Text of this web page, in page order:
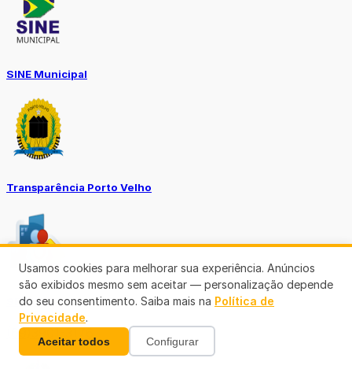
SINE Municipal
Transparência Porto Velho
SEMUSA
(69)3901-3176
Usamos cookies para melhorar sua experiência. Anúncios
são exibidos mesmo sem aceitar — personalização depende
do seu consentimento. Saiba mais na Política de
Privacidade.
Aceitar todos Configurar